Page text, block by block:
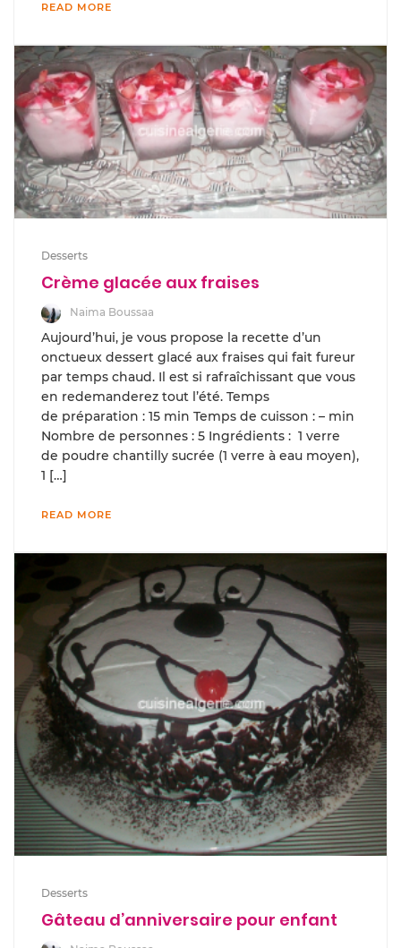
READ MORE
Desserts
Crème glacée aux fraises
Naima Boussaa
Aujourd’hui, je vous propose la recette d’un
onctueux dessert glacé aux fraises qui fait fureur
par temps chaud. Il est si rafraîchissant que vous
en redemanderez tout l’été. Temps
de préparation : 15 min Temps de cuisson : – min
Nombre de personnes : 5 Ingrédients : 1 verre
de poudre chantilly sucrée (1 verre à eau moyen),
1 […]
READ MORE
Desserts
Gâteau d’anniversaire pour enfant